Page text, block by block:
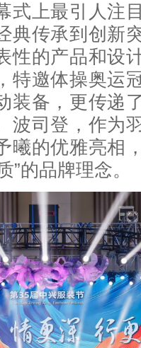
上最引人注
典传承到创新
性的产品和设
特邀体操奥运
装备，更传递
波司登，作为
曦的优雅亮相
”的品牌理念。